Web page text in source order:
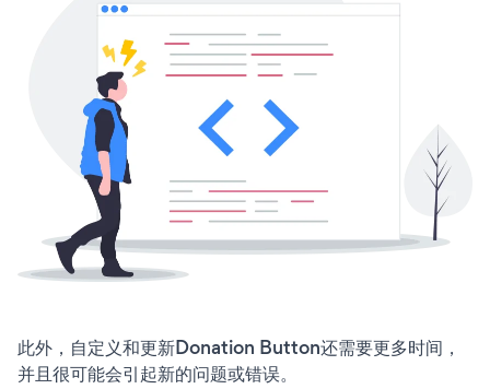
此外，自定义和更新Donation Button还需要更多时间，
并且很可能会引起新的问题或错误。